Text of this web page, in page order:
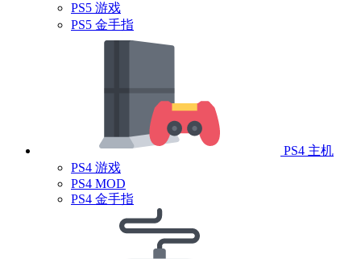
PS5 游戏
PS5 金手指
PS4 主机
PS4 游戏
PS4 MOD
PS4 金手指